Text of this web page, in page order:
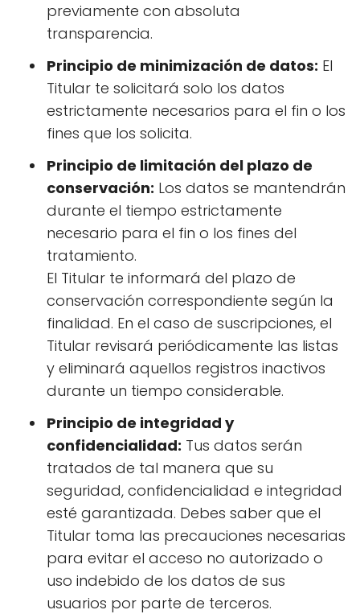
previamente con absoluta
transparencia.
Principio de minimización de datos: El
Titular te solicitará solo los datos
estrictamente necesarios para el fin o los
fines que los solicita.
Principio de limitación del plazo de
conservación: Los datos se mantendrán
durante el tiempo estrictamente
necesario para el fin o los fines del
tratamiento.
El Titular te informará del plazo de
conservación correspondiente según la
finalidad. En el caso de suscripciones, el
Titular revisará periódicamente las listas
y eliminará aquellos registros inactivos
durante un tiempo considerable.
Principio de integridad y
confidencialidad: Tus datos serán
tratados de tal manera que su
seguridad, confidencialidad e integridad
esté garantizada. Debes saber que el
Titular toma las precauciones necesarias
para evitar el acceso no autorizado o
uso indebido de los datos de sus
usuarios por parte de terceros.